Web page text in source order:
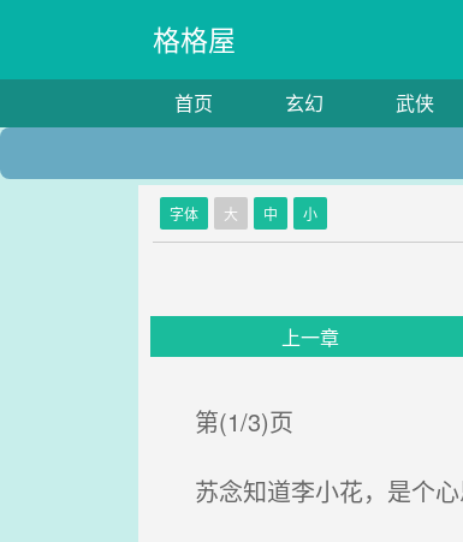
格格屋
首页 玄幻 武侠
字体 大 中 小
上一章
第(1/3)页
苏念知道李小花，是个心